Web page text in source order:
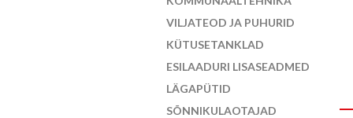
VILJATEOD JA PUHURID
KÜTUSETANKLAD
ESILAADURI LISASEADMED
LÄGAPÜTID
SÕNNIKULAOTAJAD